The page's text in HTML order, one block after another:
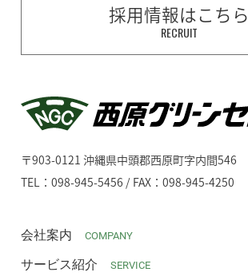
採用情報はこちら
RECRUIT
〒903-0121 沖縄県中頭郡西原町字内間546
TEL：098-945-5456 / FAX：098-945-4250
会社案内 COMPANY
サービス紹介 SERVICE